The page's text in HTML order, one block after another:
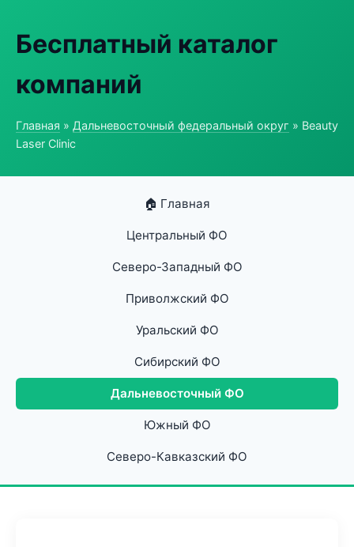
Бесплатный каталог
компаний
Главная » Дальневосточный федеральный округ » Beauty
Laser Clinic
🏠 Главная
Центральный ФО
Северо-Западный ФО
Приволжский ФО
Уральский ФО
Сибирский ФО
Дальневосточный ФО
Южный ФО
Северо-Кавказский ФО